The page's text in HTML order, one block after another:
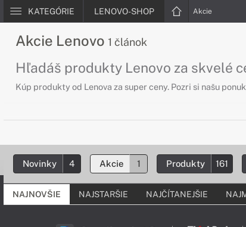
KATEGÓRIE LENOVO-SHOP Akcie
Akcie Lenovo 1 článok
Hľadáš produkty Lenovo za skvelé
Kúp produkty od Lenova za super ceny. Pozri si našu
Novinky 4 Akcie 1 Produkty 161
NAJNOVŠIE NAJSTARŠIE NAJČÍTANEJŠIE